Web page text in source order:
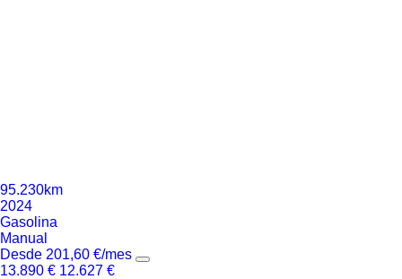
95.230km
2024
Gasolina
Manual
Desde 201,60 €/mes
13.890 € 12.627 €